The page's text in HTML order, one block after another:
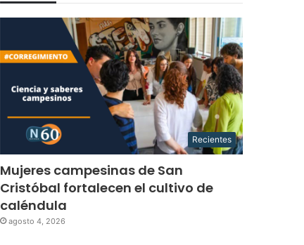
Recientes
Mujeres campesinas de San
Cristóbal fortalecen el cultivo de
caléndula
agosto 4, 2026